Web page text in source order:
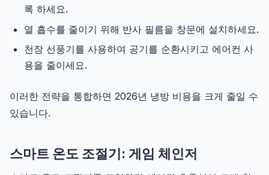
록 하세요.
열 흡수를 줄이기 위해 반사 필름을 창문에 설치하세요.
천장 선풍기를 사용하여 공기를 순환시키고 에어컨 사
용을 줄이세요.
이러한 전략을 통합하면 2026년 냉방 비용을 크게 줄일 수
있습니다.
스마트 온도 조절기: 게임 체인저